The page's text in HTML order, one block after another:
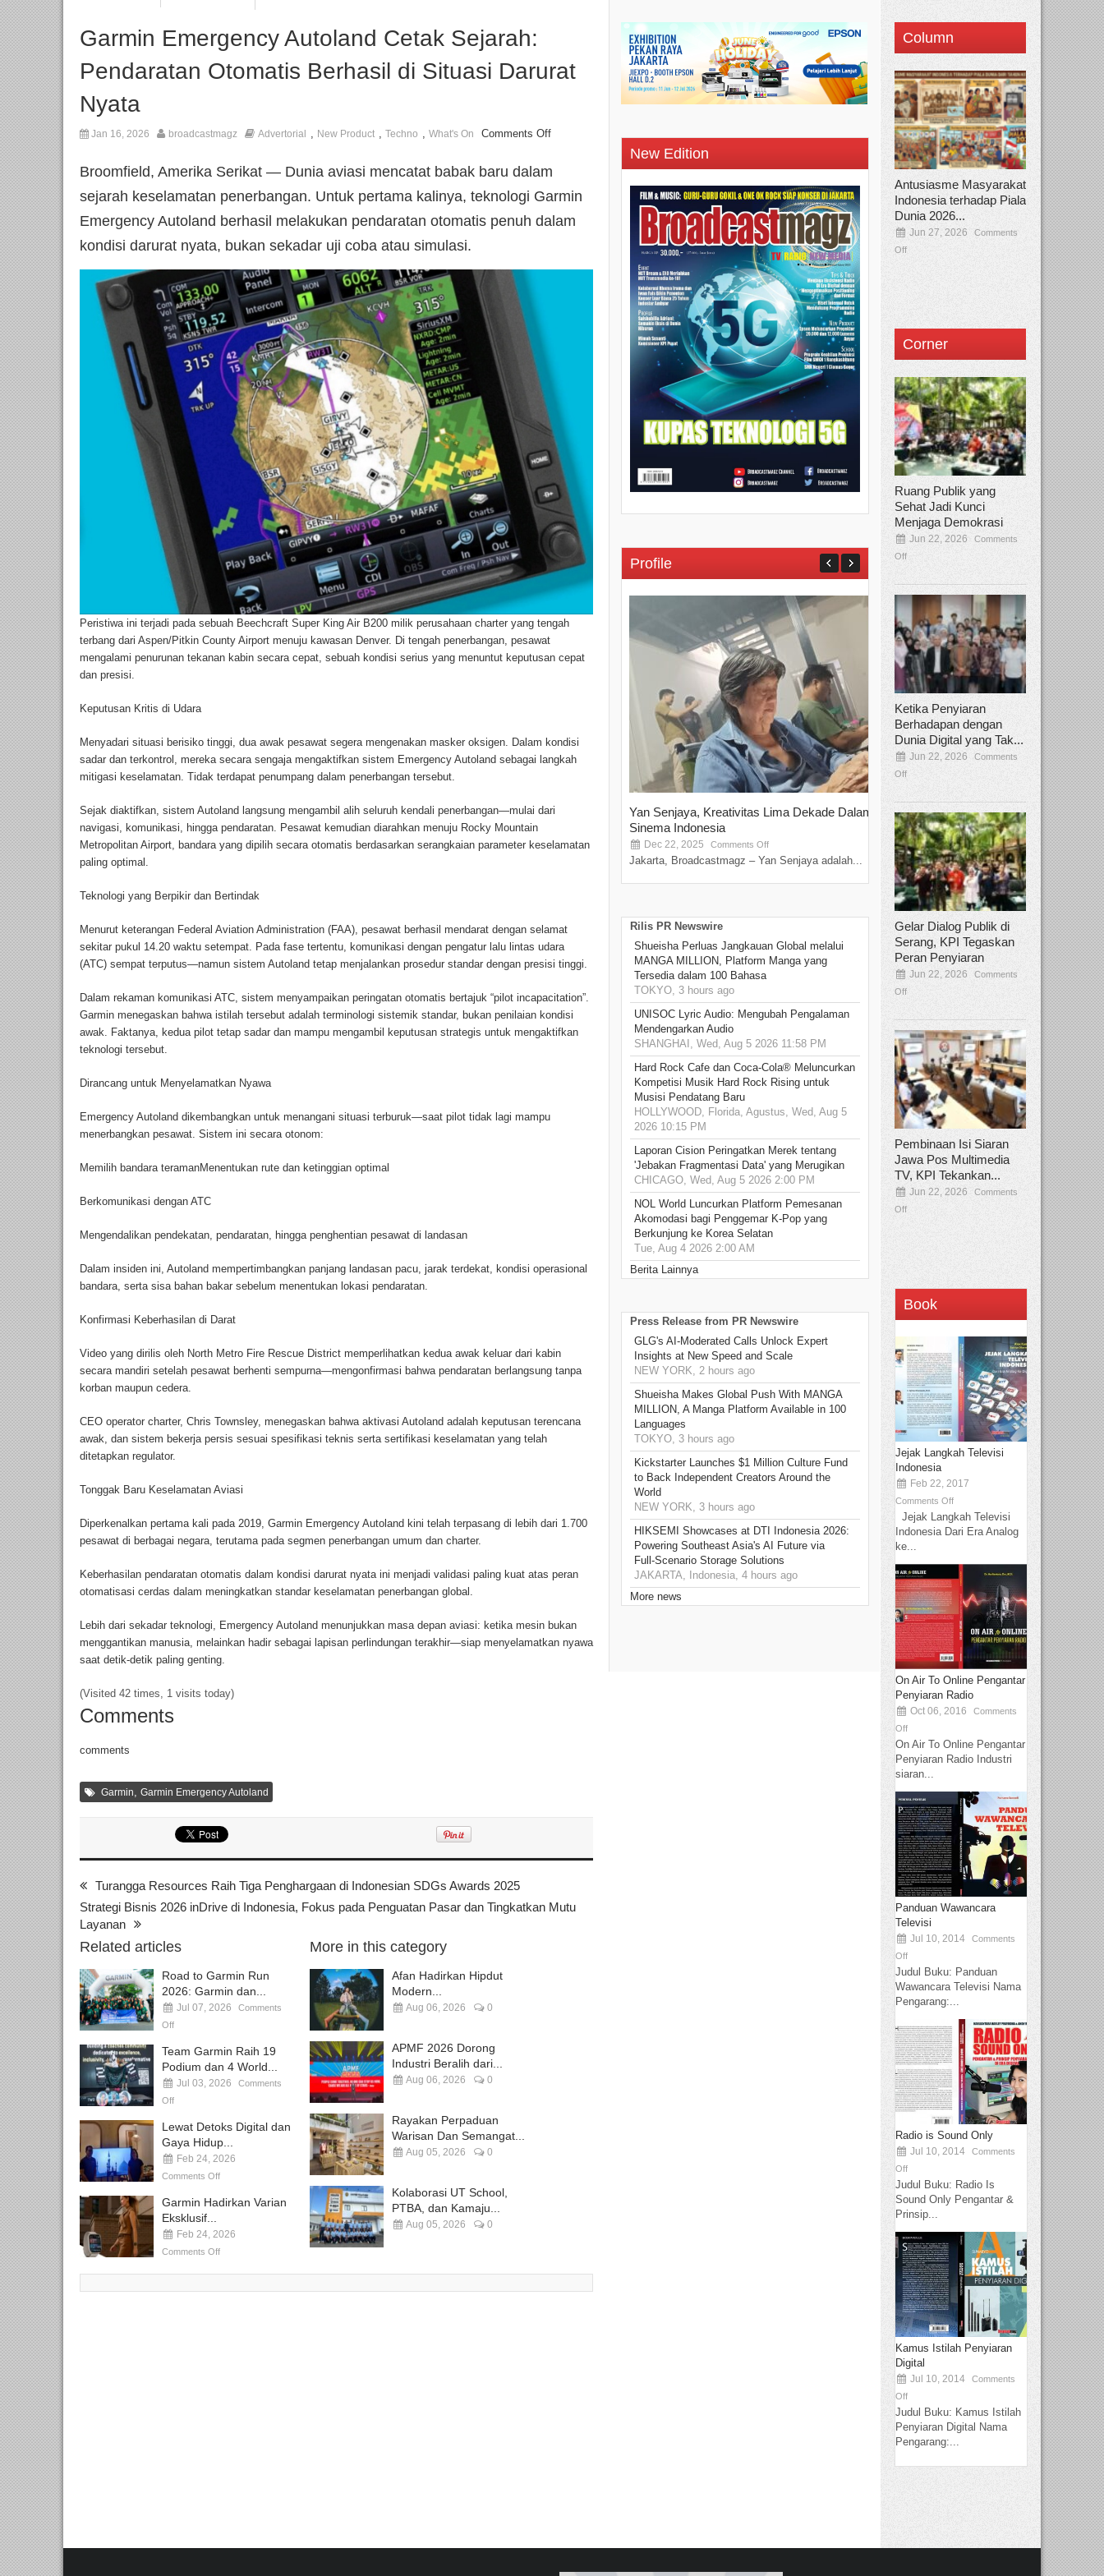
Garmin Emergency Autoland Cetak Sejarah:
Pendaratan Otomatis Berhasil di Situasi Darurat
Nyata
Jan 16, 2026 broadcastmagz Advertorial , New Product , Techno , What's On Comments Off
Broomfield, Amerika Serikat — Dunia aviasi mencatat babak baru dalam
sejarah keselamatan penerbangan. Untuk pertama kalinya, teknologi Garmin
Emergency Autoland berhasil melakukan pendaratan otomatis penuh dalam
kondisi darurat nyata, bukan sekadar uji coba atau simulasi.
Peristiwa ini terjadi pada sebuah Beechcraft Super King Air B200 milik perusahaan charter yang tengah
terbang dari Aspen/Pitkin County Airport menuju kawasan Denver. Di tengah penerbangan, pesawat
mengalami penurunan tekanan kabin secara cepat, sebuah kondisi serius yang menuntut keputusan cepat
dan presisi.
Keputusan Kritis di Udara
Menyadari situasi berisiko tinggi, dua awak pesawat segera mengenakan masker oksigen. Dalam kondisi
sadar dan terkontrol, mereka secara sengaja mengaktifkan sistem Emergency Autoland sebagai langkah
mitigasi keselamatan. Tidak terdapat penumpang dalam penerbangan tersebut.
Sejak diaktifkan, sistem Autoland langsung mengambil alih seluruh kendali penerbangan—mulai dari
navigasi, komunikasi, hingga pendaratan. Pesawat kemudian diarahkan menuju Rocky Mountain
Metropolitan Airport, bandara yang dipilih secara otomatis berdasarkan serangkaian parameter keselamatan
paling optimal.
Teknologi yang Berpikir dan Bertindak
Menurut keterangan Federal Aviation Administration (FAA), pesawat berhasil mendarat dengan selamat
sekitar pukul 14.20 waktu setempat. Pada fase tertentu, komunikasi dengan pengatur lalu lintas udara
(ATC) sempat terputus—namun sistem Autoland tetap menjalankan prosedur standar dengan presisi tinggi.
Dalam rekaman komunikasi ATC, sistem menyampaikan peringatan otomatis bertajuk “pilot incapacitation”.
Garmin menegaskan bahwa istilah tersebut adalah terminologi sistemik standar, bukan penilaian kondisi
awak. Faktanya, kedua pilot tetap sadar dan mampu mengambil keputusan strategis untuk mengaktifkan
teknologi tersebut.
Dirancang untuk Menyelamatkan Nyawa
Emergency Autoland dikembangkan untuk menangani situasi terburuk—saat pilot tidak lagi mampu
menerbangkan pesawat. Sistem ini secara otonom:
Memilih bandara teramanMenentukan rute dan ketinggian optimal
Berkomunikasi dengan ATC
Mengendalikan pendekatan, pendaratan, hingga penghentian pesawat di landasan
Dalam insiden ini, Autoland mempertimbangkan panjang landasan pacu, jarak terdekat, kondisi operasional
bandara, serta sisa bahan bakar sebelum menentukan lokasi pendaratan.
Konfirmasi Keberhasilan di Darat
Video yang dirilis oleh North Metro Fire Rescue District memperlihatkan kedua awak keluar dari kabin
secara mandiri setelah pesawat berhenti sempurna—mengonfirmasi bahwa pendaratan berlangsung tanpa
korban maupun cedera.
CEO operator charter, Chris Townsley, menegaskan bahwa aktivasi Autoland adalah keputusan terencana
awak, dan sistem bekerja persis sesuai spesifikasi teknis serta sertifikasi keselamatan yang telah
ditetapkan regulator.
Tonggak Baru Keselamatan Aviasi
Diperkenalkan pertama kali pada 2019, Garmin Emergency Autoland kini telah terpasang di lebih dari 1.700
pesawat di berbagai negara, terutama pada segmen penerbangan umum dan charter.
Keberhasilan pendaratan otomatis dalam kondisi darurat nyata ini menjadi validasi paling kuat atas peran
otomatisasi cerdas dalam meningkatkan standar keselamatan penerbangan global.
Lebih dari sekadar teknologi, Emergency Autoland menunjukkan masa depan aviasi: ketika mesin bukan
menggantikan manusia, melainkan hadir sebagai lapisan perlindungan terakhir—siap menyelamatkan nyawa
saat detik-detik paling genting.
(Visited 42 times, 1 visits today)
Comments
comments
Garmin, Garmin Emergency Autoland
Turangga Resources Raih Tiga Penghargaan di Indonesian SDGs Awards 2025
Strategi Bisnis 2026 inDrive di Indonesia, Fokus pada Penguatan Pasar dan Tingkatkan Mutu
Layanan
Related articles
Road to Garmin Run
2026: Garmin dan...
Jul 07, 2026
Comments
Off
Team Garmin Raih 19
Podium dan 4 World...
Jul 03, 2026
Comments
Off
Lewat Detoks Digital dan
Gaya Hidup...
Feb 24, 2026
Comments Off
Garmin Hadirkan Varian
Eksklusif...
Feb 24, 2026
Comments Off
More in this category
Afan Hadirkan Hipdut
Modern...
Aug 06, 2026 0
APMF 2026 Dorong
Industri Beralih dari...
Aug 06, 2026 0
Rayakan Perpaduan
Warisan Dan Semangat...
Aug 05, 2026 0
Kolaborasi UT School,
PTBA, dan Kamaju...
Aug 05, 2026 0
New Edition
Profile
Yan Senjaya, Kreativitas Lima Dekade Dalam
Sinema Indonesia
Dec 22, 2025 Comments Off
Jakarta, Broadcastmagz – Yan Senjaya adalah...
Tamee Irelly Menjadi Juri Open
Film Terbaru...
Sep 08, 2025 Comments Off
Bekasi, Broadcastmagz – Dalam upaya
talenta...
Rilis PR Newswire
Shueisha Perluas Jangkauan Global melalui
MANGA MILLION, Platform Manga yang
Tersedia dalam 100 Bahasa
TOKYO, 3 hours ago
UNISOC Lyric Audio: Mengubah Pengalaman
Mendengarkan Audio
SHANGHAI, Wed, Aug 5 2026 11:58 PM
Hard Rock Cafe dan Coca-Cola® Meluncurkan
Kompetisi Musik Hard Rock Rising untuk
Musisi Pendatang Baru
HOLLYWOOD, Florida, Agustus, Wed, Aug 5
2026 10:15 PM
Laporan Cision Peringatkan Merek tentang
'Jebakan Fragmentasi Data' yang Merugikan
CHICAGO, Wed, Aug 5 2026 2:00 PM
NOL World Luncurkan Platform Pemesanan
Akomodasi bagi Penggemar K-Pop yang
Berkunjung ke Korea Selatan
Tue, Aug 4 2026 2:00 AM
Berita Lainnya
Press Release from PR Newswire
GLG's AI-Moderated Calls Unlock Expert
Insights at New Speed and Scale
NEW YORK, 2 hours ago
Shueisha Makes Global Push With MANGA
MILLION, A Manga Platform Available in 100
Languages
TOKYO, 3 hours ago
Kickstarter Launches $1 Million Culture Fund
to Back Independent Creators Around the
World
NEW YORK, 3 hours ago
HIKSEMI Showcases at DTI Indonesia 2026:
Powering Southeast Asia's AI Future via
Full‑Scenario Storage Solutions
JAKARTA, Indonesia, 4 hours ago
More news
Column
Antusiasme Masyarakat
Indonesia terhadap Piala
Dunia 2026...
Jun 27, 2026
Comments
Off
Corner
Ruang Publik yang
Sehat Jadi Kunci
Menjaga Demokrasi
Jun 22, 2026
Comments
Off
Ketika Penyiaran
Berhadapan dengan
Dunia Digital yang Tak...
Jun 22, 2026
Comments
Off
Gelar Dialog Publik di
Serang, KPI Tegaskan
Peran Penyiaran
Jun 22, 2026
Comments
Off
Pembinaan Isi Siaran
Jawa Pos Multimedia
TV, KPI Tekankan...
Jun 22, 2026
Comments
Off
Book
Jejak Langkah Televisi
Indonesia
Feb 22, 2017
Comments Off
Jejak Langkah Televisi
Indonesia Dari Era Analog
ke...
On Air To Online Pengantar
Penyiaran Radio
Oct 06, 2016
Comments
Off
On Air To Online Pengantar
Penyiaran Radio Industri
siaran...
Panduan Wawancara
Televisi
Jul 10, 2014
Comments
Off
Judul Buku: Panduan
Wawancara Televisi Nama
Pengarang:...
Radio is Sound Only
Jul 10, 2014
Comments
Off
Judul Buku: Radio Is
Sound Only Pengantar &
Prinsip...
Kamus Istilah Penyiaran
Digital
Jul 10, 2014
Comments
Off
Judul Buku: Kamus Istilah
Penyiaran Digital Nama
Pengarang:...